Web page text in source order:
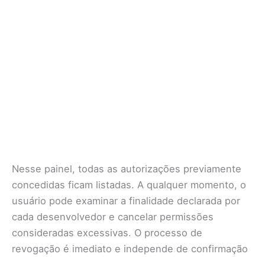
Nesse painel, todas as autorizações previamente
concedidas ficam listadas. A qualquer momento, o
usuário pode examinar a finalidade declarada por
cada desenvolvedor e cancelar permissões
consideradas excessivas. O processo de
revogação é imediato e independe de confirmação